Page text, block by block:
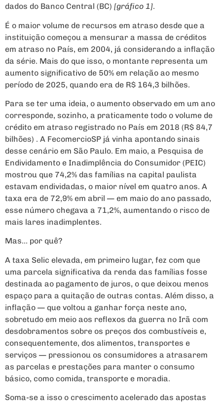
dados do Banco Central (BC) [gráfico 1].
É o maior volume de recursos em atraso desde que a
instituição começou a mensurar a massa de créditos
em atraso no País, em 2004, já considerando a inflação
da série. Mais do que isso, o montante representa um
aumento significativo de 50% em relação ao mesmo
período de 2025, quando era de R$ 164,3 bilhões.
Para se ter uma ideia, o aumento observado em um ano
corresponde, sozinho, a praticamente todo o volume de
crédito em atraso registrado no País em 2018 (R$ 84,7
bilhões) . A FecomercioSP já vinha apontando sinais
desse cenário em São Paulo. Em maio, a Pesquisa de
Endividamento e Inadimplência do Consumidor (PEIC)
mostrou que 74,2% das famílias na capital paulista
estavam endividadas, o maior nível em quatro anos. A
taxa era de 72,9% em abril — em maio do ano passado,
esse número chegava a 71,2%, aumentando o risco de
mais lares inadimplentes.
Mas… por quê?
A taxa Selic elevada, em primeiro lugar, fez com que
uma parcela significativa da renda das famílias fosse
destinada ao pagamento de juros, o que deixou menos
espaço para a quitação de outras contas. Além disso, a
inflação — que voltou a ganhar força neste ano,
sobretudo em meio aos reflexos da guerra no Irã com
desdobramentos sobre os preços dos combustíveis e,
consequentemente, dos alimentos, transportes e
serviços — pressionou os consumidores a atrasarem
as parcelas e prestações para manter o consumo
básico, como comida, transporte e moradia.
Soma-se a isso o crescimento acelerado das apostas